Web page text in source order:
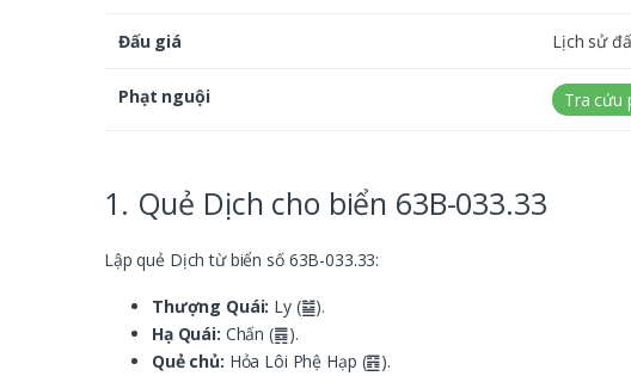
Đấu giá Lịch sử
Phạt nguội Tra cứu
1. Quẻ Dịch cho biển 63B-033.33
Lập quẻ Dịch từ biển số 63B-033.33:
Thượng Quái: Ly (䷄).
Hạ Quái: Chấn (䷅).
Quẻ chủ: Hỏa Lôi Phệ Hạp (䷔).